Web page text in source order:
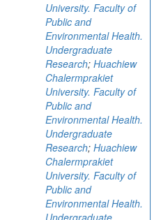
University. Faculty of
Public and
Environmental Health.
Undergraduate
Research; Huachiew
Chalermprakiet
University. Faculty of
Public and
Environmental Health.
Undergraduate
Research; Huachiew
Chalermprakiet
University. Faculty of
Public and
Environmental Health.
Undergraduate